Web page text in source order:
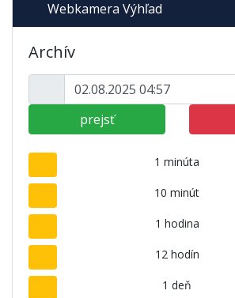
Webkamera Výhľad
Archív
prejsť
1 minúta
10 minút
1 hodina
12 hodín
1 deň